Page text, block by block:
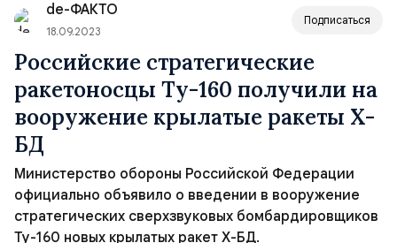
Россию, прибыл в Комсомольск-на-Амуре утром в...
de-ФАКТО
18.09.2023
Подписаться
Российские стратегические
ракетоносцы Ту-160 получили на
вооружение крылатые ракеты Х-
БД
Министерство обороны Российской Федерации
официально объявило о введении в вооружение
стратегических сверхзвуковых бомбардировщиков
Ту-160 новых крылатых ракет Х-БД.